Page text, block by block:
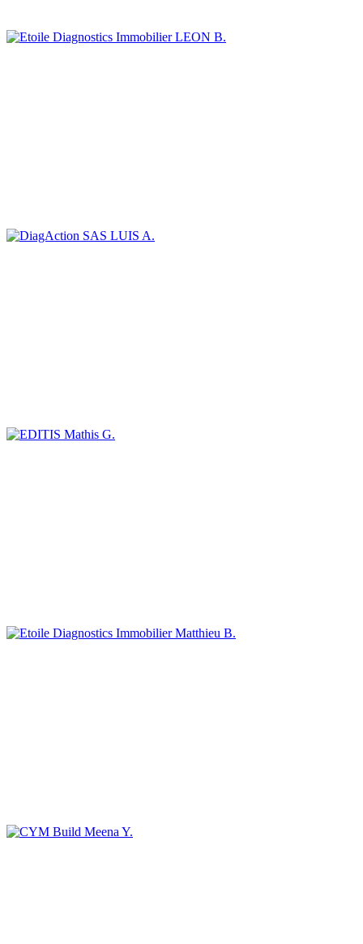
LEON B.
LUIS A.
Mathis G.
Matthieu B.
Meena Y.